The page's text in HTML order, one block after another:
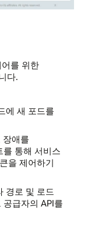
를 위한
다.
에 새 포드를
애를
를 통해 서비스
을 제어하기
경로 및 로드
급자의 API를